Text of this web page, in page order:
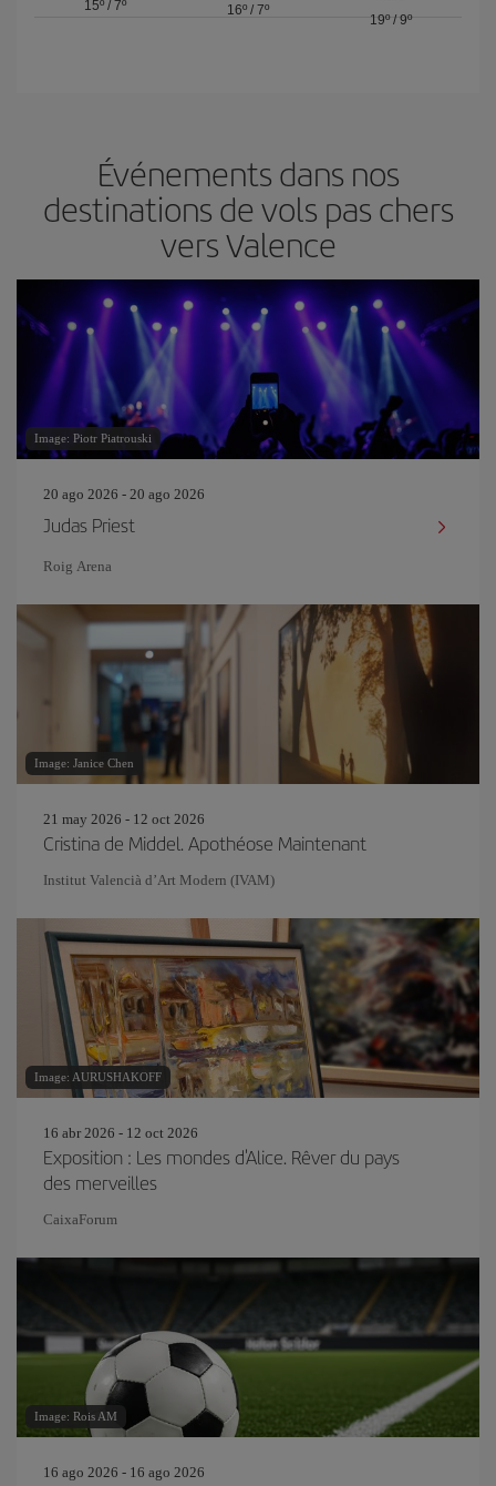
15º /7º
16º / 7º
19º/ 9º
Événements dans nos
destinations de vols pas chers
vers Valence
Image: Piotr Piatrouski
20 ago 2026 - 20 ago 2026
Judas Priest
Roig Arena
Image: Janice Chen
21 may 2026 - 12 oct 2026
Cristina de Middel. Apothéose Maintenant
Institut Valencià d’Art Modern (IVAM)
Image: AURUSHAKOFF
16 abr 2026 - 12 oct 2026
Exposition : Les mondes d'Alice. Rêver du pays
des merveilles
CaixaForum
Image: Rois AM
16 ago 2026 - 16 ago 2026